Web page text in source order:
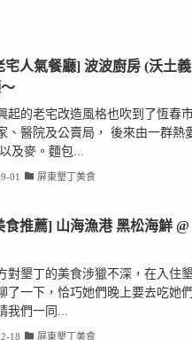
宅人氣餐廳] 波波廚房 (沃土
起的老宅改造風格也吹到了恆春
、醫院及公賣局， 後來由一群熱
及麥。麵包...
01 屏東墾丁美食
食推薦] 山海漁港 黑松海鮮
對墾丁的美食涉獵不深，在入住
了一下，恰巧她們晚上要去吃她
我們一同...
18 屏東墾丁美食